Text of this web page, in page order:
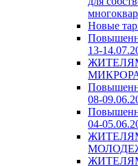
Новые
13-
08-
04-